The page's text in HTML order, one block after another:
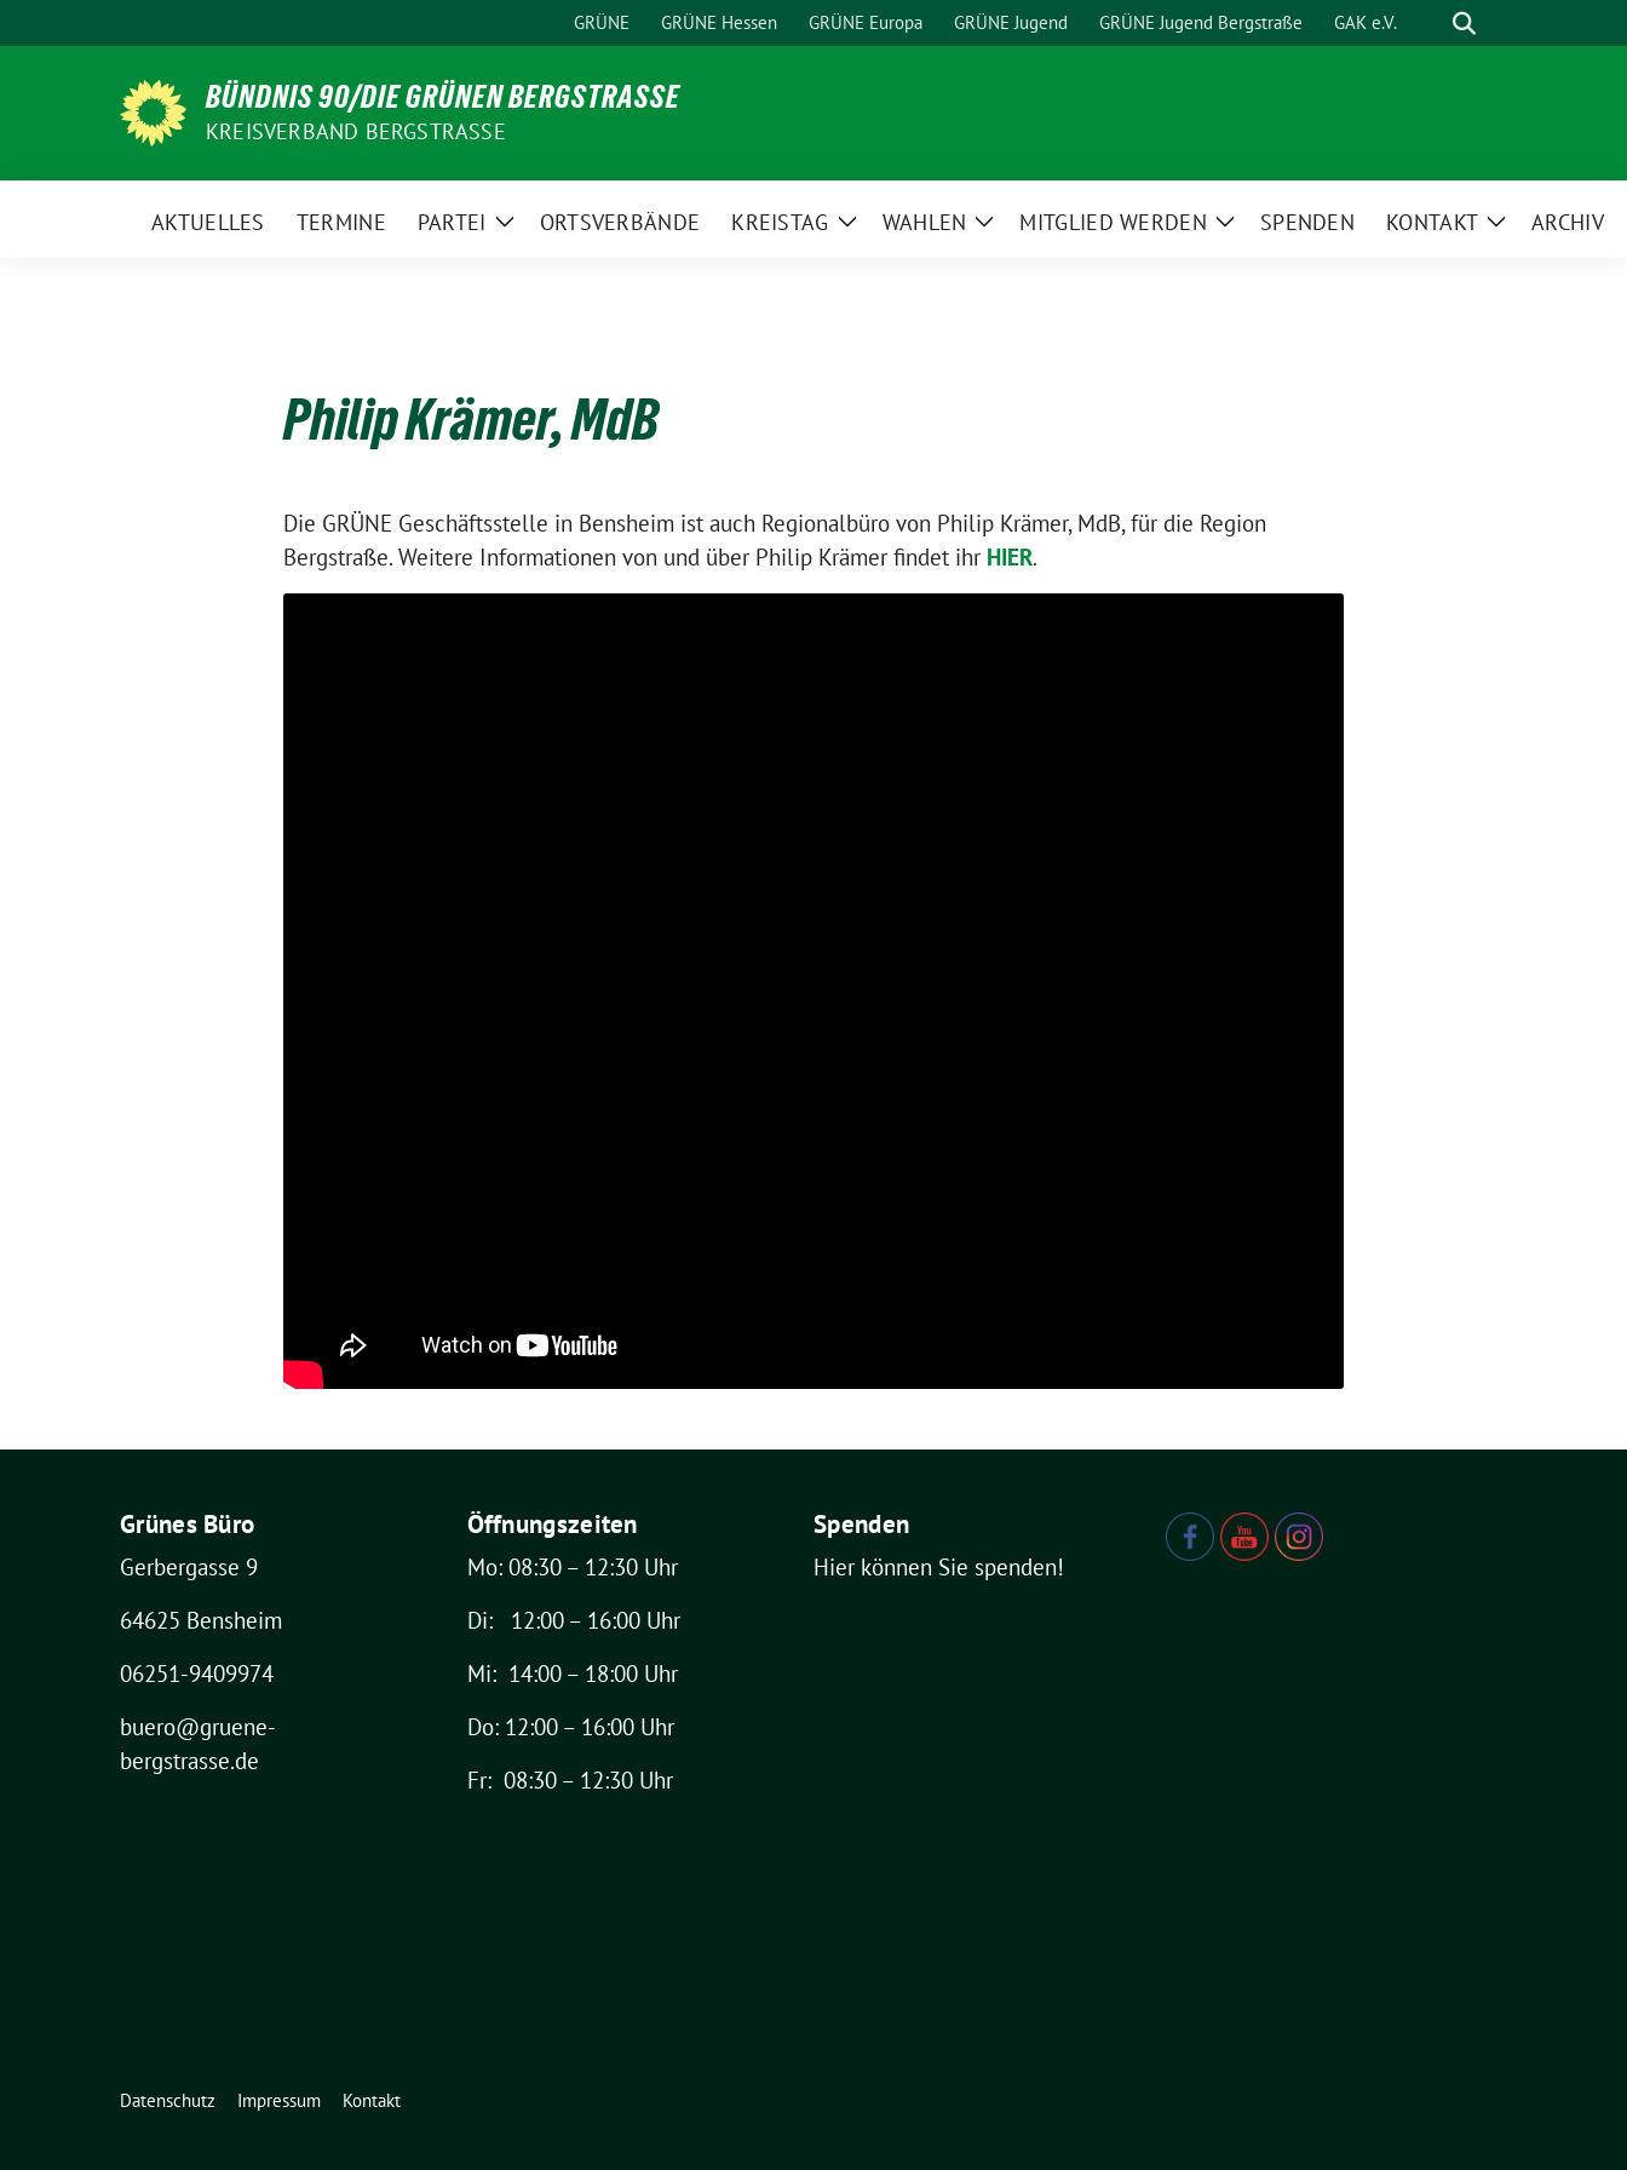
zum
GRÜNE GRÜNE Hessen GRÜNE Europa GRÜNE Jugend GRÜNE Jugend Bergstraße GAK e.V. Suche
BÜNDNIS 90/DIE GRÜNEN BERGSTRASSE
KREISVERBAND BERGSTRASSE
AKTUELLES TERMINE PARTEI
ZeigeORTSVERBÄNDE KREISTAG
ZeigeWAHLEN
ZeigeMITGLIED WERDEN
ZeigeSPENDEN KONTAKT
ZeigeARCHIV
Philip Krämer, MdB
Die GRÜNE Geschäftsstelle in Bensheim ist auch Regionalbüro von Philip Krämer, MdB, für die Region
Bergstraße. Weitere Informationen von und über Philip Krämer findet ihr HIER.
Grünes Büro
Gerbergasse 9
64625 Bensheim
06251-9409974
buero@gruene-
bergstrasse.de
Öffnungszeiten
Mo: 08:30 – 12:30 Uhr
Di: 12:00 – 16:00 Uhr
Mi: 14:00 – 18:00 Uhr
Do: 12:00 – 16:00 Uhr
Fr: 08:30 – 12:30 Uhr
Spenden
Hier können Sie spenden!
Datenschutz Impressum Kontakt